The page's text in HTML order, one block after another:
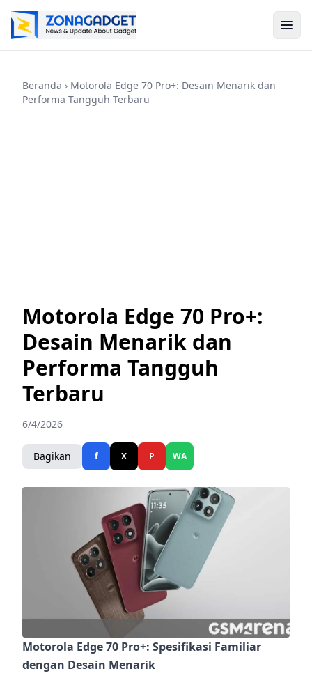
Beranda › Motorola Edge 70 Pro+: Desain Menarik dan
Performa Tangguh Terbaru
Motorola Edge 70 Pro+:
Desain Menarik dan
Performa Tangguh
Terbaru
6/4/2026
Bagikan f X P WA
Motorola Edge 70 Pro+: Spesifikasi Familiar
dengan Desain Menarik